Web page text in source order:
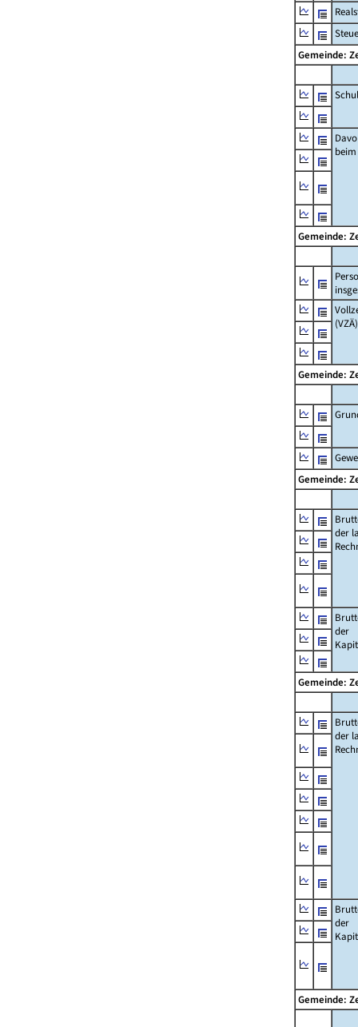
Gemeinde:
beim
Gemeinde:
(VZÄ)
Gemeinde:
Gemeinde:
der
der
Gemeinde:
der
der
Gemeinde: